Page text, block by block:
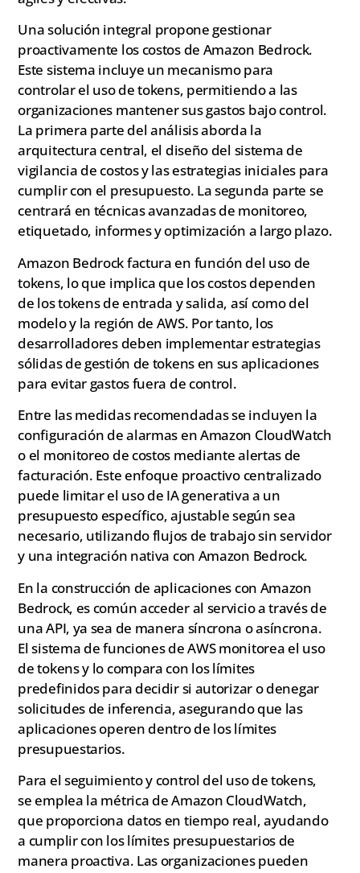
Una solución integral propone gestionar
proactivamente los costos de Amazon Bedrock.
Este sistema incluye un mecanismo para
controlar el uso de tokens, permitiendo a las
organizaciones mantener sus gastos bajo control.
La primera parte del análisis aborda la
arquitectura central, el diseño del sistema de
vigilancia de costos y las estrategias iniciales para
cumplir con el presupuesto. La segunda parte se
centrará en técnicas avanzadas de monitoreo,
etiquetado, informes y optimización a largo plazo.
Amazon Bedrock factura en función del uso de
tokens, lo que implica que los costos dependen
de los tokens de entrada y salida, así como del
modelo y la región de AWS. Por tanto, los
desarrolladores deben implementar estrategias
sólidas de gestión de tokens en sus aplicaciones
para evitar gastos fuera de control.
Entre las medidas recomendadas se incluyen la
configuración de alarmas en Amazon CloudWatch
o el monitoreo de costos mediante alertas de
facturación. Este enfoque proactivo centralizado
puede limitar el uso de IA generativa a un
presupuesto específico, ajustable según sea
necesario, utilizando flujos de trabajo sin servidor
y una integración nativa con Amazon Bedrock.
En la construcción de aplicaciones con Amazon
Bedrock, es común acceder al servicio a través de
una API, ya sea de manera síncrona o asíncrona.
El sistema de funciones de AWS monitorea el uso
de tokens y lo compara con los límites
predefinidos para decidir si autorizar o denegar
solicitudes de inferencia, asegurando que las
aplicaciones operen dentro de los límites
presupuestarios.
Para el seguimiento y control del uso de tokens,
se emplea la métrica de Amazon CloudWatch,
que proporciona datos en tiempo real, ayudando
a cumplir con los límites presupuestarios de
manera proactiva. Las organizaciones pueden